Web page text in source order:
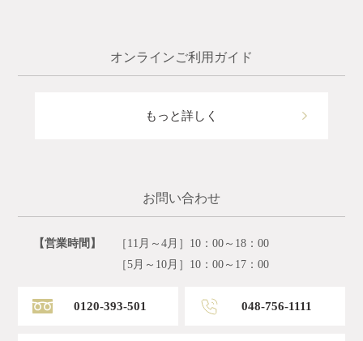
オンラインご利用ガイド
もっと詳しく
お問い合わせ
【営業時間】
［11月～4月］10：00～18：00
［5月～10月］10：00～17：00
0120-393-501 048-756-1111